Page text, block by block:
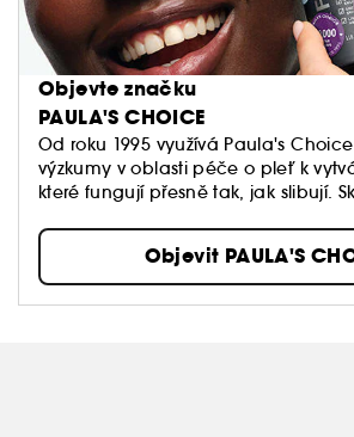
Objevte značku
PAULA'S CHOICE
Od roku 1995 využívá Paula's
výzkumy v oblasti péče o pleť k
které fungují přesně tak, jak slibují.
Objevit PAULA'S